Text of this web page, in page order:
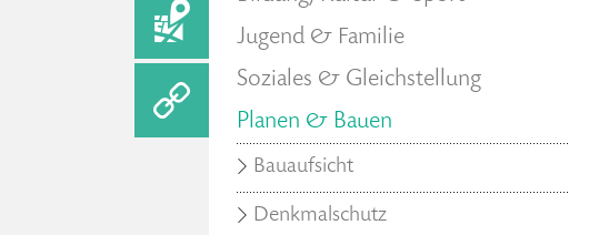
Jugend & Familie
Soziales & Gleichstellung
Planen & Bauen
Bauaufsicht
Denkmalschutz